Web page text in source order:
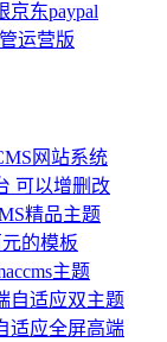
京东paypal
运营版
网站系统
可以增删改
精品主题
的模板
主题
自适应双主题
适应全屏高端